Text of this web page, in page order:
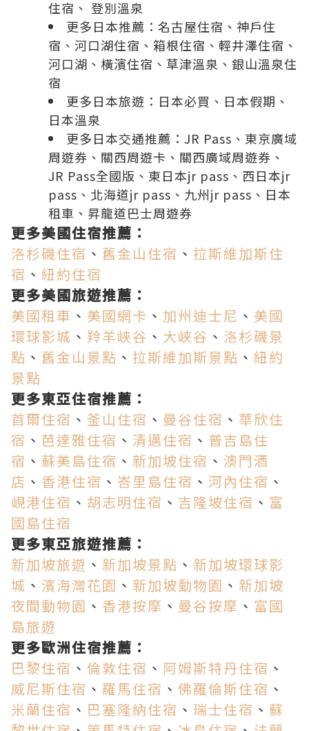
住宿 、 登別溫泉
更多日本推薦： 名古屋住宿 、 神戶住
宿 、 河口湖住宿 、 箱根住宿 、 輕井澤住宿 、
河口湖 、 橫濱住宿 、 草津溫泉 、 銀山溫泉住
宿
更多日本旅遊： 日本必買 、 日本假期 、
日本溫泉
更多日本交通推薦： JR Pass 、 東京廣域
周遊券 、 關西周遊卡 、 關西廣域周遊券 、
JR Pass全國版 、 東日本jr pass 、 西日本jr
pass 、 北海道jr pass 、 九州jr pass 、 日本
租車 、 昇龍道巴士周遊券
更多美國住宿推薦：
洛杉磯住宿 、 舊金山住宿 、 拉斯維加斯住
宿 、 紐約住宿
更多美國旅遊推薦：
美國租車 、 美國網卡 、 加州迪士尼 、 美國
環球影城 、 羚羊峽谷 、 大峽谷 、 洛杉磯景
點 、 舊金山景點 、 拉斯維加斯景點 、 紐約
景點
更多東亞住宿推薦：
首爾住宿 、 釜山住宿 、 曼谷住宿 、 華欣住
宿 、 芭達雅住宿 、 清邁住宿 、 普吉島住
宿 、 蘇美島住宿 、 新加坡住宿 、 澳門酒
店 、 香港住宿 、 峇里島住宿 、 河內住宿 、
峴港住宿 、 胡志明住宿 、 吉隆坡住宿 、 富
國島住宿
更多東亞旅遊推薦：
新加坡旅遊 、 新加坡景點 、 新加坡環球影
城 、 濱海灣花園 、 新加坡動物園 、 新加坡
夜間動物園 、 香港按摩 、 曼谷按摩 、 富國
島旅遊
更多歐洲住宿推薦：
巴黎住宿 、 倫敦住宿 、 阿姆斯特丹住宿 、
威尼斯住宿 、 羅馬住宿 、 佛羅倫斯住宿 、
米蘭住宿 、 巴塞隆納住宿 、 瑞士住宿 、 蘇